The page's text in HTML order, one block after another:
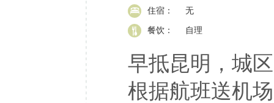
住宿： 无
餐饮： 自理
早抵昆明，城
根据航班送机